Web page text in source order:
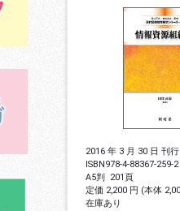
2016 年 3 月 30 日 刊行
ISBN978-4-88367-259-2
A5判 201頁
定価 2,200 円 (本体
在庫あり